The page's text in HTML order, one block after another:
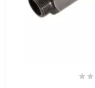
 